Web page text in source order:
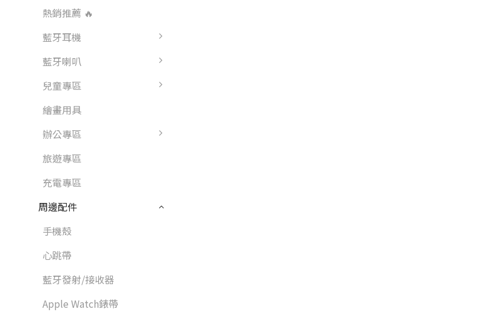
熱銷推薦 🔥
藍牙耳機
藍牙喇叭
兒童專區
繪畫用具
辦公專區
旅遊專區
充電專區
周邊配件
手機殼
心跳帶
藍牙發射/接收器
Apple Watch錶帶